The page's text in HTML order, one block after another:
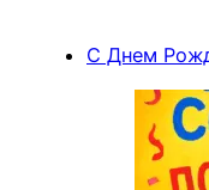
С Днем